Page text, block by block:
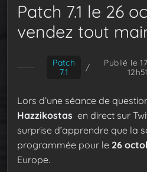
Patch 7.1 le 26
vendez tout
Patch
7.1
/
Publié le
12h51
Lors d’une séance de
Hazzikostas en direct sur
surprise d’apprendre que la
programmée pour le 26
Europe.